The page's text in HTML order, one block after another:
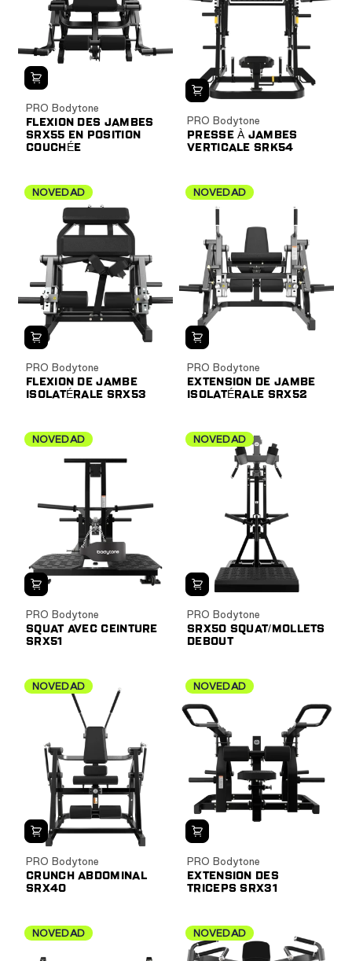
PRO Bodytone
FLEXION DES JAMBES
SRX55 EN POSITION
COUCHÉE
PRO Bodytone
PRESSE À JAMBES
VERTICALE SRK54
NOVEDAD
PRO Bodytone
FLEXION DE JAMBE
ISOLATÉRALE SRX53
NOVEDAD
PRO Bodytone
EXTENSION DE JAMBE
ISOLATÉRALE SRX52
NOVEDAD
PRO Bodytone
SQUAT AVEC CEINTURE
SRX51
NOVEDAD
PRO Bodytone
SRX50 SQUAT/MOLLETS
DEBOUT
NOVEDAD
PRO Bodytone
CRUNCH ABDOMINAL
SRX40
NOVEDAD
PRO Bodytone
EXTENSION DES
TRICEPS SRX31
NOVEDAD NOVEDAD